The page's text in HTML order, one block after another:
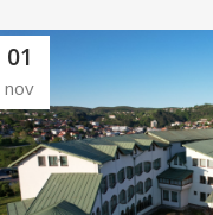
01
nov